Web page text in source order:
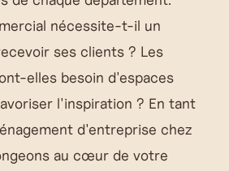
nécessite-t-il un
ses clients ? Les
elles besoin d'espaces
l'inspiration ? En tant
d'entreprise chez
au cœur de votre